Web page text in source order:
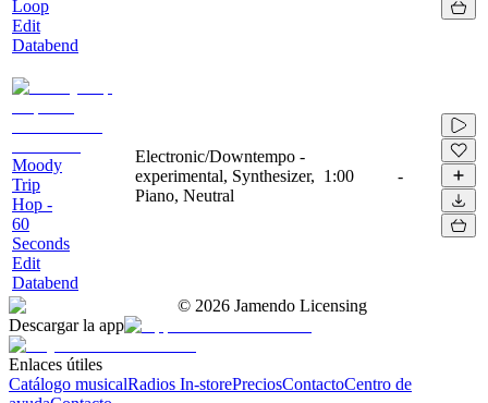
Loop
Edit
Databend
Moody
Trip
Hop -
60
Seconds
Edit
Databend
Electronic/Downtempo -
experimental, Synthesizer,
Piano, Neutral
1:00 -
© 2026 Jamendo Licensing
Descargar la app
Enlaces útiles
Catálogo musicalRadios In-storePreciosContactoCentro de